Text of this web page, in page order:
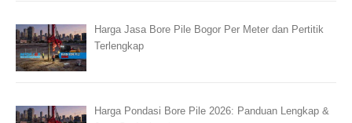
Harga Jasa Bore Pile Bogor Per Meter dan Pertitik
Terlengkap
Harga Pondasi Bore Pile 2026: Panduan Lengkap &